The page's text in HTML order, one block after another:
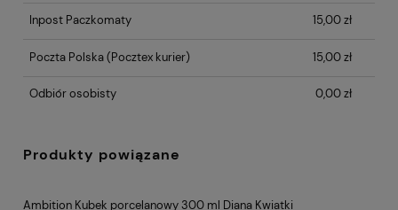
Inpost Paczkomaty 15,00 zł
Poczta Polska(Pocztex kurier) 15,00 zł
Odbiór osobisty 0,00 zł
Produkty powiązane
Ambition Kubek porcelanowy 300 ml Diana Kwiatki